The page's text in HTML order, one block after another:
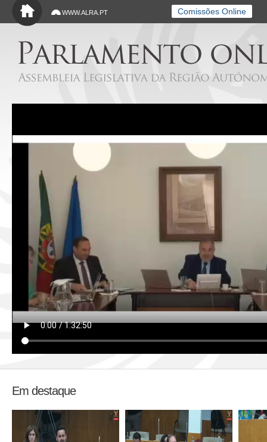
Saltar para o conteúdo principal
WWW.ALRA.PT Comissões Online
Em destaque